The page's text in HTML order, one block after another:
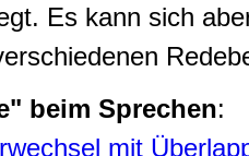
Es kann sich
beim Sprechen:
mit